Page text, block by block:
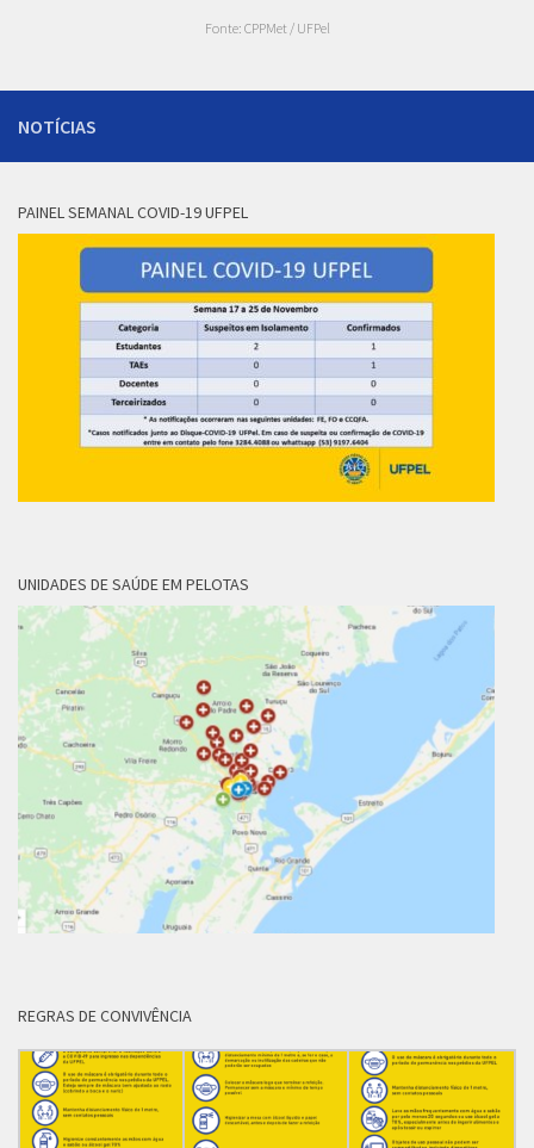
Fonte: CPPMet / UFPel
NOTÍCIAS
PAINEL SEMANAL COVID-19 UFPEL
UNIDADES DE SAÚDE EM PELOTAS
REGRAS DE CONVIVÊNCIA